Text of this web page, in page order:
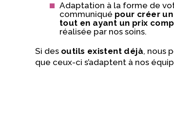
Adaptation à la forme de
communiqué pour créer
tout en ayant un prix
réalisée par nos soins.
Si des outils existent déjà, nous
que ceux-ci s’adaptent à nos